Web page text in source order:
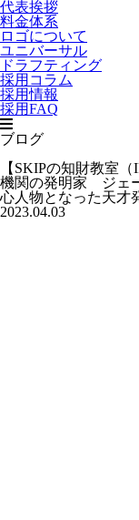
代表挨拶
料金体系
ロゴについて
ユニバーサル
ドラフティング
採用コラム
採用情報
採用FAQ
ブログ
【SKIPの知財教室
機関の発明家 ジェ
心人物となった天才
2023.04.03